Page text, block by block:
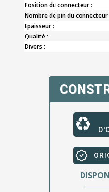
Position du connecteur :
Nombre de pin du connecteur
Epaisseur :
Qualité :
Divers :